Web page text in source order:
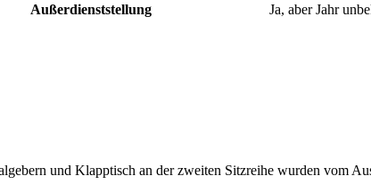
Außerdienststellung Ja, aber Jahr
und Klapptisch an der zweiten Sitzreihe wurden vom